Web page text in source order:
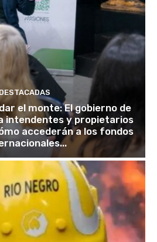
DESTACADAS
el monte: El gobierno de
intendentes y propietarios
accederán a los fondos